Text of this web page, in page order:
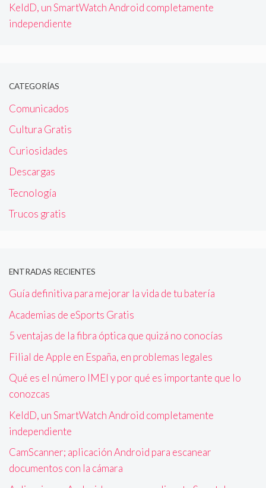
KeldD, un SmartWatch Android completamente
independiente
CATEGORÍAS
Comunicados
Cultura Gratis
Curiosidades
Descargas
Tecnología
Trucos gratis
ENTRADAS RECIENTES
Guía definitiva para mejorar la vida de tu batería
Academias de eSports Gratis
5 ventajas de la fibra óptica que quizá no conocías
Filial de Apple en España, en problemas legales
Qué es el número IMEI y por qué es importante que lo
conozcas
KeldD, un SmartWatch Android completamente
independiente
CamScanner; aplicación Android para escanear
documentos con la cámara